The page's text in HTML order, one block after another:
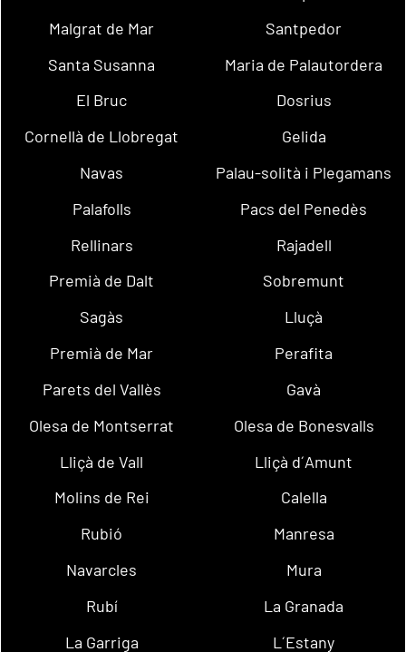
Malgrat de Mar
Santpedor
Santa Susanna
Maria de Palautordera
El Bruc
Dosrius
Cornellà de Llobregat
Gelida
Navas
Palau-solità i Plegamans
Palafolls
Pacs del Penedès
Rellinars
Rajadell
Premià de Dalt
Sobremunt
Sagàs
Lluçà
Premià de Mar
Perafita
Parets del Vallès
Gavà
Olesa de Montserrat
Olesa de Bonesvalls
Lliçà de Vall
Lliçà d´Amunt
Molins de Rei
Calella
Rubió
Manresa
Navarcles
Mura
Rubí
La Granada
La Garriga
L´Estany